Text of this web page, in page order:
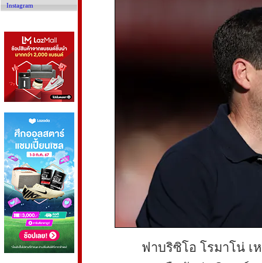
Instagram
ฟาบริซิโอ โรมาโน่ เ